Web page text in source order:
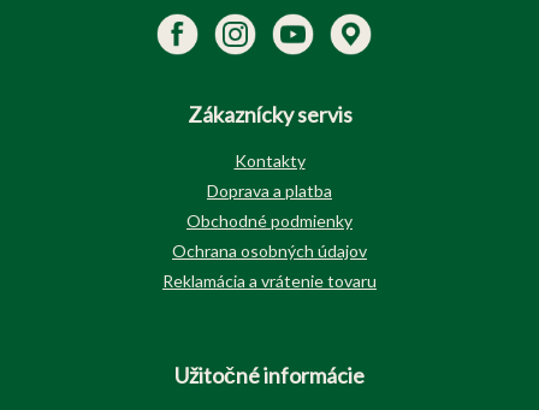
Zákaznícky servis
Kontakty
Doprava a platba
Obchodné podmienky
Ochrana osobných údajov
Reklamácia a vrátenie tovaru
Užitočné informácie